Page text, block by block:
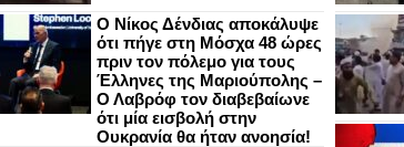
Ο Νίκος Δένδιας αποκάλυψε
ότι πήγε στη Μόσχα 48 ώρες
πριν τον πόλεμο για τους
Έλληνες της Μαριούπολης –
Ο Λαβρόφ τον διαβεβαίωνε
ότι μία εισβολή στην
Ουκρανία θα ήταν ανοησία!